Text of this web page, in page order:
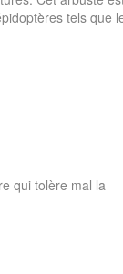
tels que
qui tolère mal la